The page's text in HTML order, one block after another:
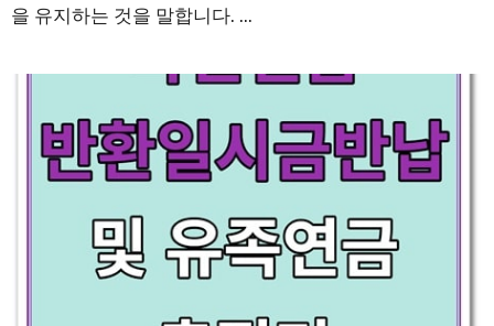
을 유지하는 것을 말합니다. ...